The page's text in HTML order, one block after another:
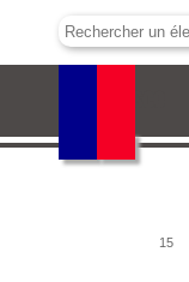
15